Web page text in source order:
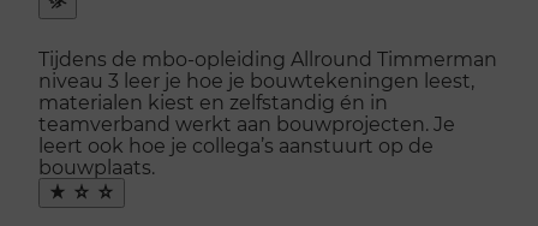
Snel
naar
menu
openen
Tijdens de mbo-opleiding Allround Timmerman
niveau 3 leer je hoe je bouwtekeningen leest,
materialen kiest en zelfstandig én in
teamverband werkt aan bouwprojecten. Je
leert ook hoe je collega’s aanstuurt op de
bouwplaats.
Maak
favoriet